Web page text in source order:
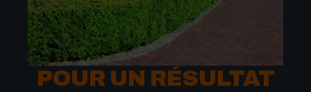
POUR UN RÉSULTAT